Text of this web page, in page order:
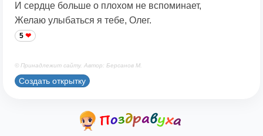
И сердце больше о плохом не вспоминает,
Желаю улыбаться я тебе, Олег.
5
© Принадлежит сайту. Автор: Берсанов М.
Создать открытку